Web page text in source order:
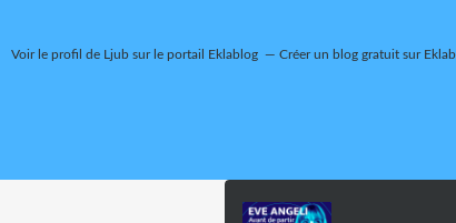
Voir le profil de Ljubsur le portail Eklablog Créer un blog gratuit sur